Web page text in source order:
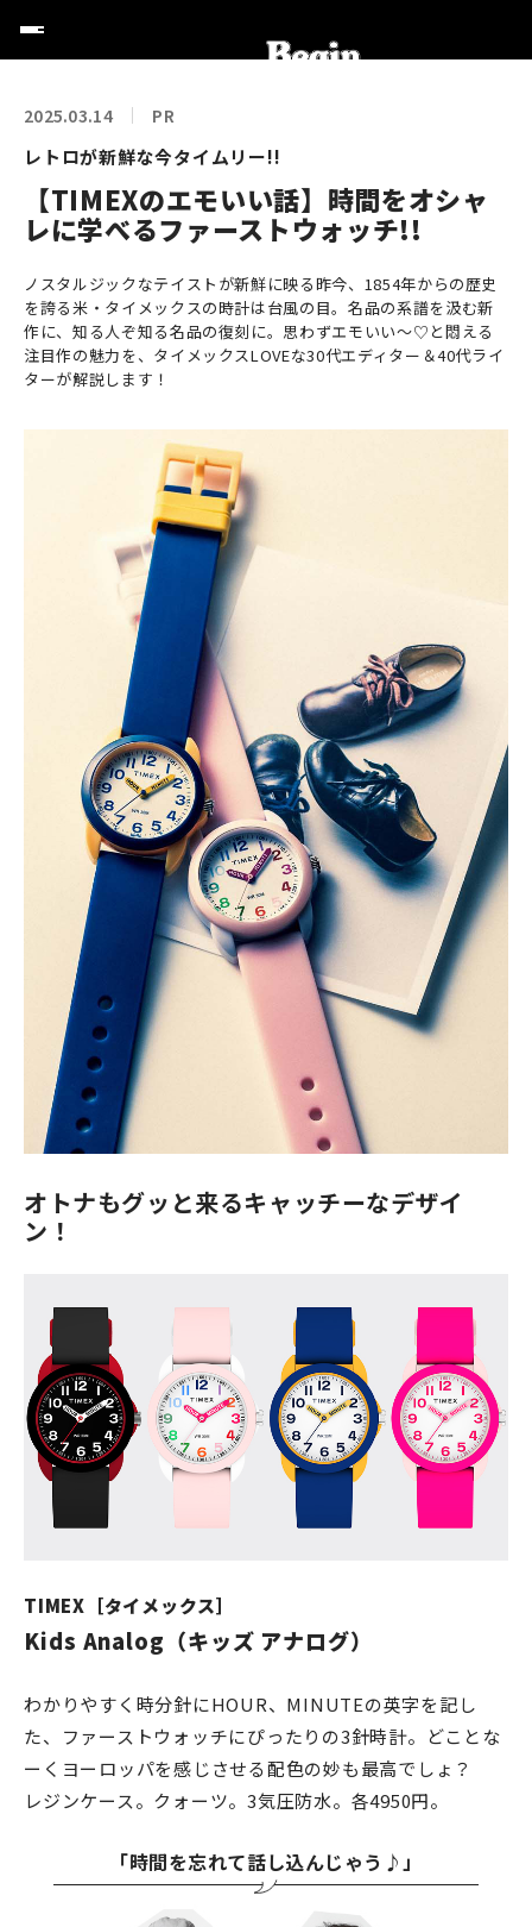
2025.03.14 PR
レトロが新鮮な今タイムリー!!
【TIMEXのエモいい話】時間をオシャ
レに学べるファーストウォッチ!!
ノスタルジックなテイストが新鮮に映る昨今、1854年からの歴史
を誇る米・タイメックスの時計は台風の目。名品の系譜を汲む新
作に、知る人ぞ知る名品の復刻に。思わずエモいい〜♡と悶える
注目作の魅力を、タイメックスLOVEな30代エディター＆40代ライ
ターが解説します！
オトナもグッと来るキャッチーなデザイ
ン！
TIMEX［タイメックス］
Kids Analog（キッズ アナログ）
わかりやすく時分針にHOUR、MINUTEの英字を記し
た、ファーストウォッチにぴったりの3針時計。どことな
ーくヨーロッパを感じさせる配色の妙も最高でしょ？
レジンケース。クォーツ。3気圧防水。各4950円。
「時間を忘れて話し込んじゃう♪」